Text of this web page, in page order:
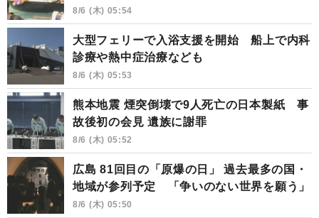
8/6 (木) 05:54
大型フェリーで入浴支援を開始 船上で内科
診療や熱中症治療なども
8/6 (木) 05:53
熊本地震 煙突倒壊で9人死亡の日本製紙 事
故後初の会見 遺族に謝罪
8/6 (木) 05:52
広島 81回目の「原爆の日」 過去最多の国・
地域が参列予定 「争いのない世界を願う」
8/6 (木) 05:50